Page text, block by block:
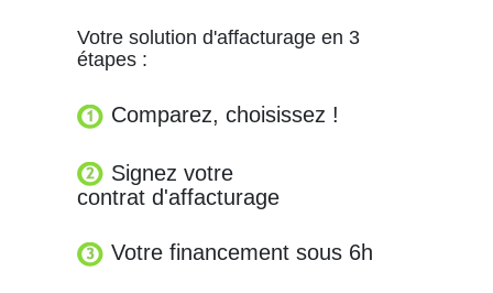
Votre solution d'affacturage en 3
étapes :
Comparez, choisissez !
Signez votre
contrat d'affacturage
Votre financement sous 6h